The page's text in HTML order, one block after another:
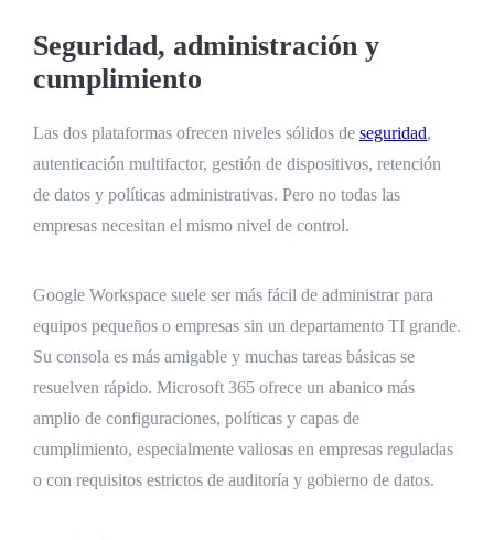
Seguridad, administración y
cumplimiento
Las dos plataformas ofrecen niveles sólidos de seguridad,
autenticación multifactor, gestión de dispositivos, retención
de datos y políticas administrativas. Pero no todas las
empresas necesitan el mismo nivel de control.
Google Workspace suele ser más fácil de administrar para
equipos pequeños o empresas sin un departamento TI grande.
Su consola es más amigable y muchas tareas básicas se
resuelven rápido. Microsoft 365 ofrece un abanico más
amplio de configuraciones, políticas y capas de
cumplimiento, especialmente valiosas en empresas reguladas
o con requisitos estrictos de auditoría y gobierno de datos.